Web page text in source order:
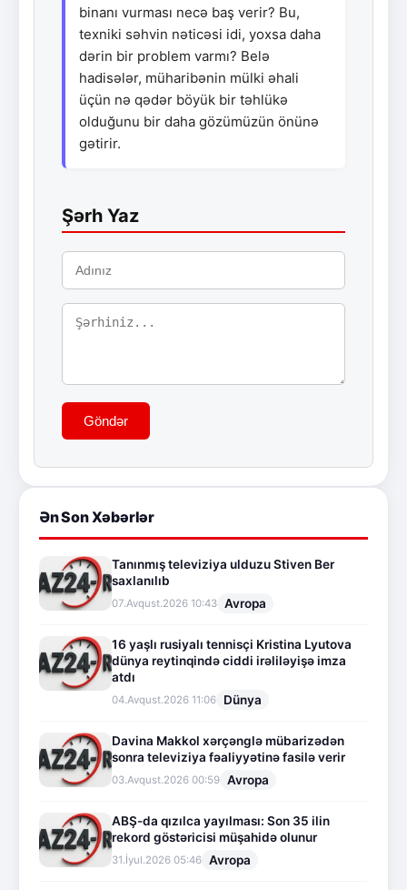
binanı vurması necə baş verir? Bu,
texniki səhvin nəticəsi idi, yoxsa daha
dərin bir problem varmı? Belə
hadisələr, müharibənin mülki əhali
üçün nə qədər böyük bir təhlükə
olduğunu bir daha gözümüzün önünə
gətirir.
Şərh Yaz
Göndər
Ən Son Xəbərlər
Tanınmış televiziya ulduzu Stiven Ber
saxlanılıb
07.Avqust.2026 10:43 Avropa
16 yaşlı rusiyalı tennisçi Kristina Lyutova
dünya reytinqində ciddi irəliləyişə imza
atdı
04.Avqust.2026 11:06 Dünya
Davina Makkol xərçənglə mübarizədən
sonra televiziya fəaliyyətinə fasilə verir
03.Avqust.2026 00:59 Avropa
ABŞ-da qızılca yayılması: Son 35 ilin
rekord göstəricisi müşahidə olunur
31.İyul.2026 05:46 Avropa